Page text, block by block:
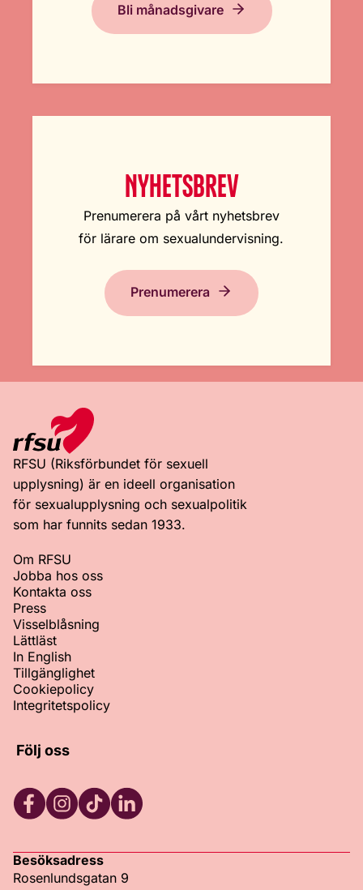
Bli månadsgivare
NYHETSBREV
Prenumerera på vårt nyhetsbrev
för lärare om sexualundervisning.
Prenumerera
RFSU (Riksförbundet för sexuell
upplysning) är en ideell organisation
för sexualupplysning och sexualpolitik
som har funnits sedan 1933.
Om RFSU
Jobba hos oss
Kontakta oss
Press
Visselblåsning
Lättläst
In English
Tillgänglighet
Cookiepolicy
Integritetspolicy
Följ oss
Besöksadress
Rosenlundsgatan 9